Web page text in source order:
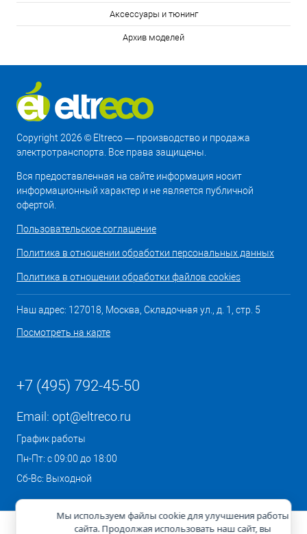
Аксессуары и тюнинг
Архив моделей
Copyright 2026 © Eltreco — производство и продажа
электротранспорта. Все права защищены.
Вся предоставленная на сайте информация носит
информационный характер и не является публичной
офертой.
Пользовательское соглашение
Политика в отношении обработки персональных данных
Политика в отношении обработки файлов cookies
Наш адрес: 127018, Москва, Складочная ул., д. 1, стр. 5
Посмотреть на карте
+7 (495) 792-45-50
Email: opt@eltreco.ru
График работы
Пн-Пт: с 09:00 до 18:00
Сб-Вс: Выходной
Мы используем файлы cookie для улучшения работы
сайта. Продолжая использовать наш сайт, вы